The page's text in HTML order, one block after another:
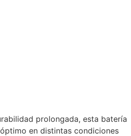
prolongada, esta batería
en distintas condiciones